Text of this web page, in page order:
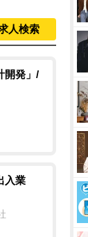
人検索
開発」/
入業